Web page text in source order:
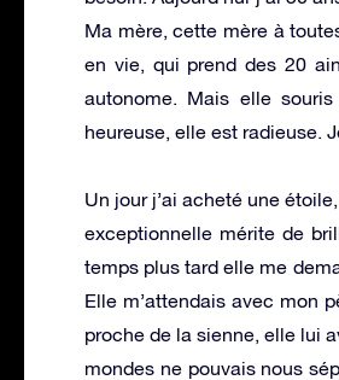
Ma mère, cette mère à
en vie, qui prend des 20
autonome. Mais elle
heureuse, elle est radieuse.
Un jour j’ai acheté une
exceptionnelle mérite de
temps plus tard elle me
Elle m’attendais avec mon
proche de la sienne, elle lui
mondes ne pouvais nous